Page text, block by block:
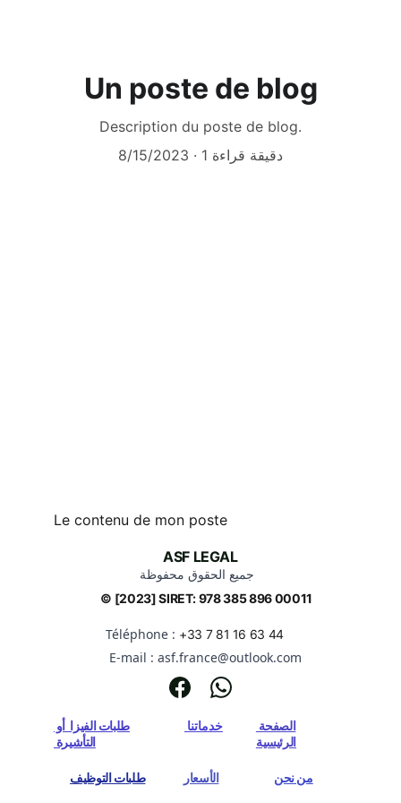
Un poste de blog
Description du poste de blog.
8/15/2023
1 دقيقة قراءة
Le contenu de mon poste
ASF LEGAL
Téléphone : +33 7 81 16 63 44
E-mail : asf.france@outlook.com
جميع الحقوق محفوظة
© [2023] SIRET: 978 385 896 00011
طلبات التوظيف
طلبات الفيزا  أو
التأشيرة
من نحن
خدماتنا
الأسعار
الصفحة
الرئيسية